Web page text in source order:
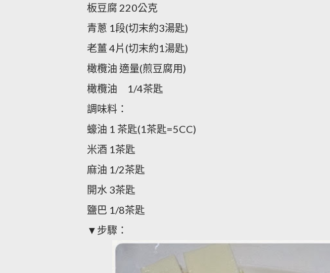
板豆腐 220公克
青蔥 1段(切末約3湯匙)
老薑 4片(切末約1湯匙)
橄欖油 適量(煎豆腐用)
橄欖油 1/4茶匙
調味料：
蠔油 1 茶匙(1茶匙=5CC)
米酒 1茶匙
麻油 1/2茶匙
開水 3茶匙
鹽巴 1/8茶匙
▼步驟：